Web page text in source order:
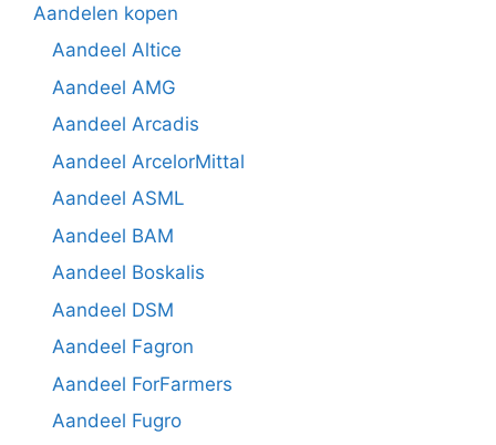
Aandelen kopen
Aandeel Altice
Aandeel AMG
Aandeel Arcadis
Aandeel ArcelorMittal
Aandeel ASML
Aandeel BAM
Aandeel Boskalis
Aandeel DSM
Aandeel Fagron
Aandeel ForFarmers
Aandeel Fugro